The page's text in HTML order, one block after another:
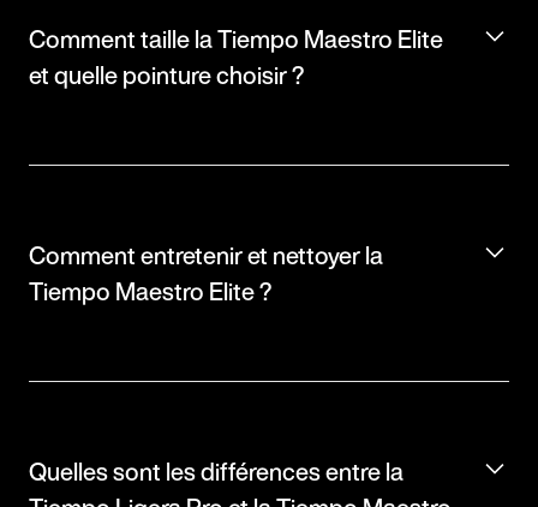
Comment taille la Tiempo Maestro Elite
et quelle pointure choisir ?
Comment entretenir et nettoyer la
Tiempo Maestro Elite ?
Quelles sont les différences entre la